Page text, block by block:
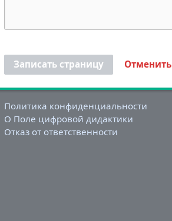
Записать страницу Отменить
Политика конфиденциальности
О Поле цифровой дидактики
Отказ от ответственности